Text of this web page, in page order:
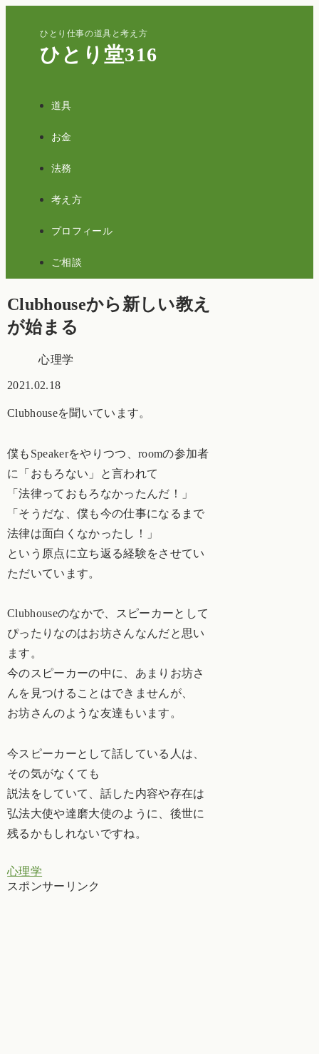
ひとり仕事の道具と考え方
ひとり堂316
道具
お金
法務
考え方
プロフィール
ご相談
Clubhouseから新しい教え
が始まる
心理学
2021.02.18
Clubhouseを聞いています。
僕もSpeakerをやりつつ、roomの参加者
に「おもろない」と言われて
「法律っておもろなかったんだ！」
「そうだな、僕も今の仕事になるまで
法律は面白くなかったし！」
という原点に立ち返る経験をさせてい
ただいています。
Clubhouseのなかで、スピーカーとして
ぴったりなのはお坊さんなんだと思い
ます。
今のスピーカーの中に、あまりお坊さ
んを見つけることはできませんが、
お坊さんのような友達もいます。
今スピーカーとして話している人は、
その気がなくても
説法をしていて、話した内容や存在は
弘法大使や達磨大使のように、後世に
残るかもしれないですね。
心理学
スポンサーリンク